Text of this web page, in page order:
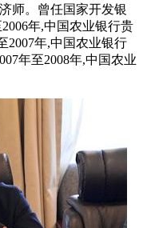
师。曾任国家开发银
年,中国农业银行贵
2007年,中国农业银行
年至2008年,中国农业